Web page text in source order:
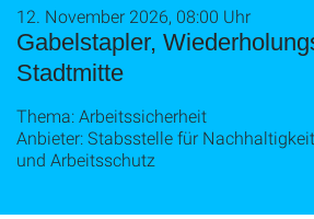
Gabelstapler,
Stadtmitte
12. November 2026, 08:00 Uhr
Thema: Arbeitssicherheit
Anbieter: Stabsstelle für
und Arbeitsschutz